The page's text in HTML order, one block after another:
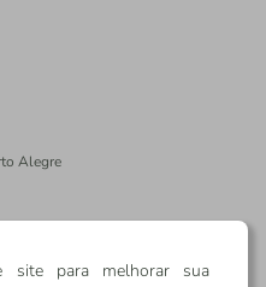
Alegre
site para melhorar sua